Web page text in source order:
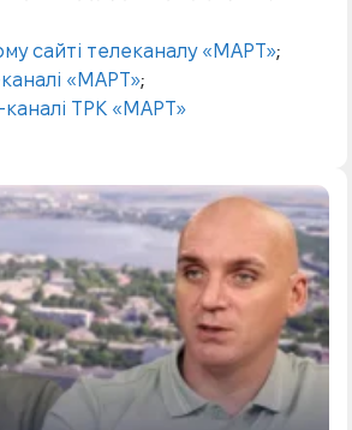
сайті телеканалу «МАРТ»;
«МАРТ»;
каналі ТРК «МАРТ»